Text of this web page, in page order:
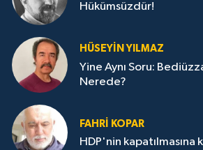
Hükümsüzdür!
HÜSEYIN YILMAZ
Yine Aynı Soru:
Nerede?
FAHRI KOPAR
HDP'nin kapatılmasına